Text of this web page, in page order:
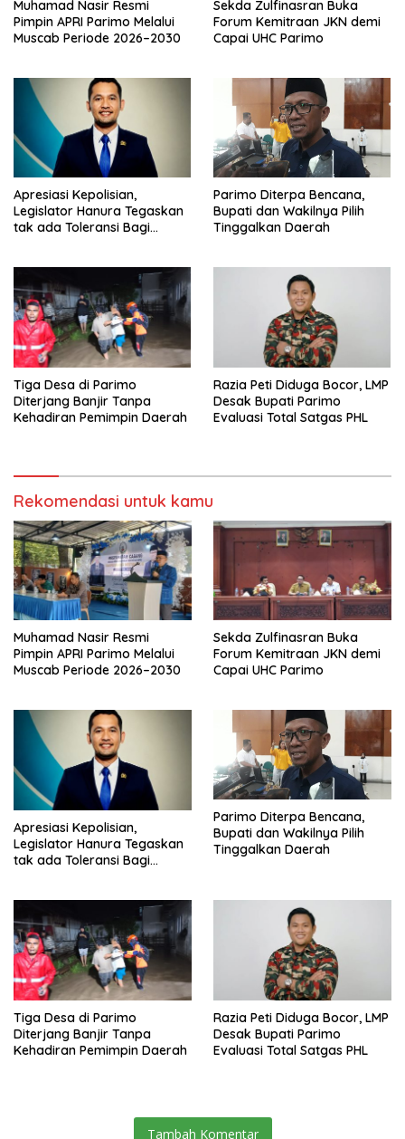
Muhamad Nasir Resmi
Pimpin APRI Parimo Melalui
Muscab Periode 2026–2030
Sekda Zulfinasran Buka
Forum Kemitraan JKN demi
Capai UHC Parimo
Apresiasi Kepolisian,
Legislator Hanura Tegaskan
tak ada Toleransi Bagi
Parimo Diterpa Bencana,
Bupati dan Wakilnya Pilih
Tinggalkan Daerah
Tiga Desa di Parimo
Diterjang Banjir Tanpa
Kehadiran Pemimpin Daerah
Razia Peti Diduga Bocor, LMP
Desak Bupati Parimo
Evaluasi Total Satgas PHL
Rekomendasi untuk kamu
Muhamad Nasir Resmi
Pimpin APRI Parimo Melalui
Muscab Periode 2026–2030
Sekda Zulfinasran Buka
Forum Kemitraan JKN demi
Capai UHC Parimo
Apresiasi Kepolisian,
Legislator Hanura Tegaskan
tak ada Toleransi Bagi
Parimo Diterpa Bencana,
Bupati dan Wakilnya Pilih
Tinggalkan Daerah
Tiga Desa di Parimo
Diterjang Banjir Tanpa
Kehadiran Pemimpin Daerah
Razia Peti Diduga Bocor, LMP
Desak Bupati Parimo
Evaluasi Total Satgas PHL
Tambah Komentar